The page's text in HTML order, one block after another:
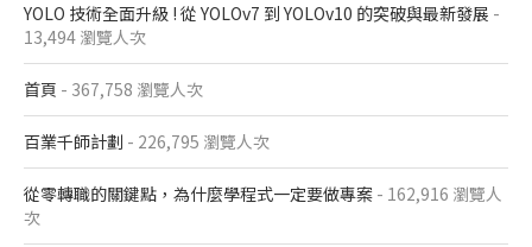
YOLO 技術全面升級 ! 從 YOLOv7 到 YOLOv10 的突破與最新發展 -
13,494 瀏覽人次
首頁 - 367,758 瀏覽人次
百業千師計劃 - 226,795 瀏覽人次
從零轉職的關鍵點，為什麼學程式一定要做專案 - 162,916 瀏覽人
次